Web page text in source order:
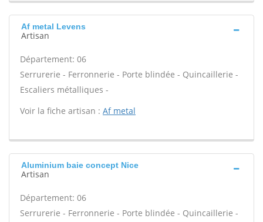
Af metal Levens
Artisan
Département: 06
Serrurerie - Ferronnerie - Porte blindée - Quincaillerie -
Escaliers métalliques -
Voir la fiche artisan : Af metal
Aluminium baie concept Nice
Artisan
Département: 06
Serrurerie - Ferronnerie - Porte blindée - Quincaillerie -